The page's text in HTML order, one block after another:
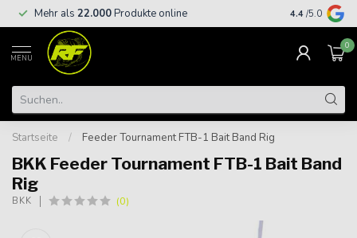
Mehr als 22.000Produkte online Kostenloser
€
4.4 /5.0
MENU
0
Startseite / Feeder Tournament FTB-1 Bait Band Rig
BKK Feeder Tournament FTB-1 Bait Band
Rig
BKK (0)